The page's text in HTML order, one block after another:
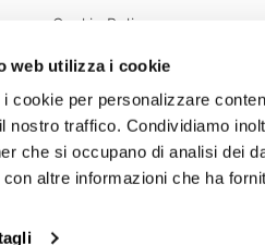
web utilizza i cookie
cookie per personalizzare
nostro traffico. Condividiamo
che si occupano di analisi dei
altre informazioni che ha
Cookie Policy
Diventa rivenditore
Feedback